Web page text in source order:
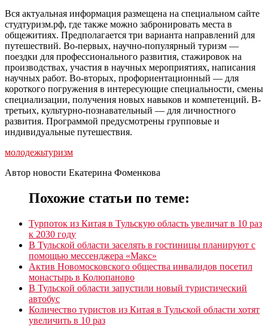
Вся актуальная информация размещена на специальном сайте
студтуризм.рф, где также можно забронировать места в
общежитиях. Предполагается три варианта направлений для
путешествий. Во-первых, научно-популярный туризм —
поездки для профессионального развития, стажировок на
производствах, участия в научных мероприятиях, написания
научных работ. Во-вторых, профориентационный — для
короткого погружения в интересующие специальности, смены
специализации, получения новых навыков и компетенций. В-
третьих, культурно-познавательный — для личностного
развития. Программой предусмотрены групповые и
индивидуальные путешествия.
молодежьтуризм
Автор новости Екатерина Фоменкова
Похожие статьи по теме:
Турпоток из Китая в Тульскую область увеличат в 10 раз
к 2030 году
В Тульской области заселять в гостиницы планируют с
помощью мессенджера «Mакс»
Актив Новомосковского общества инвалидов посетил
монастырь в Колюпаново
В Тульской области запустили новый туристический
автобус
Количество туристов из Китая в Тульской области хотят
увеличить в 10 раз